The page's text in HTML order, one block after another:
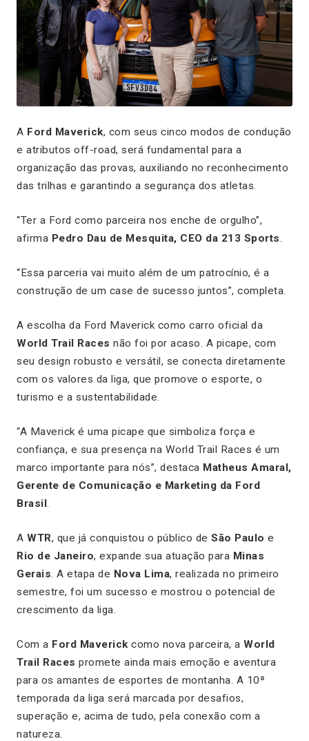
A Ford Maverick, com seus cinco modos de condução
e atributos off-road, será fundamental para a
organização das provas, auxiliando no reconhecimento
das trilhas e garantindo a segurança dos atletas.
“Ter a Ford como parceira nos enche de orgulho”,
afirma Pedro Dau de Mesquita, CEO da 213 Sports.
“Essa parceria vai muito além de um patrocínio, é a
construção de um case de sucesso juntos”, completa.
A escolha da Ford Maverick como carro oficial da
World Trail Races não foi por acaso. A picape, com
seu design robusto e versátil, se conecta diretamente
com os valores da liga, que promove o esporte, o
turismo e a sustentabilidade.
“A Maverick é uma picape que simboliza força e
confiança, e sua presença na World Trail Races é um
marco importante para nós”, destaca Matheus Amaral,
Gerente de Comunicação e Marketing da Ford
Brasil.
A WTR, que já conquistou o público de São Paulo e
Rio de Janeiro, expande sua atuação para Minas
Gerais. A etapa de Nova Lima, realizada no primeiro
semestre, foi um sucesso e mostrou o potencial de
crescimento da liga.
Com a Ford Maverick como nova parceira, a World
Trail Races promete ainda mais emoção e aventura
para os amantes de esportes de montanha. A 10ª
temporada da liga será marcada por desafios,
superação e, acima de tudo, pela conexão com a
natureza.